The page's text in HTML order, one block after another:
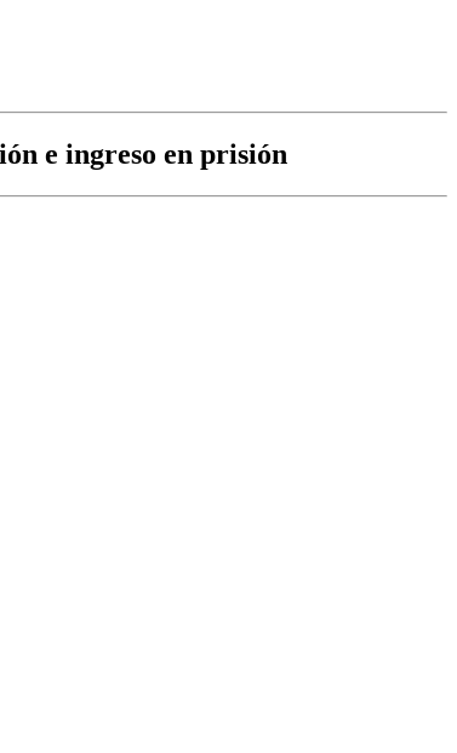
e ingreso en prisión